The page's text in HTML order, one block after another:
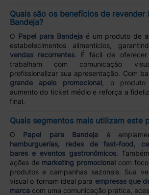
Quais são os benefícios de revender
Bandeja?
O Papel para Bandejaé um produto de
estabelecimentos alimentícios,
vendas recorrentes. É fácil de
trabalham com comunicação
profissionalizar sua apresentação. Com
grande apelo promocional , o
aumento do ticket médio e reforça a
final.
Quais segmentos mais utilizam este
O Papel para Bandeja é
hamburguerias, redes de fast-food,
bares e eventos gastronômicos.
ações de marketing promocional com
produtos e campanhas sazonais. Sua
visual o tornam ideal para empresas que
marcacom uma comunicação prática,